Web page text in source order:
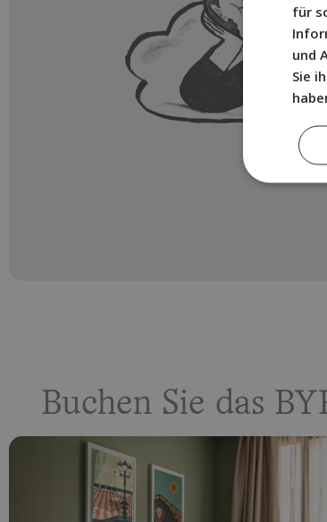
Buchen Sie das
für
und
Sie